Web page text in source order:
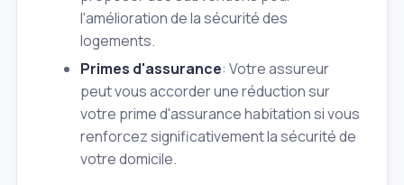
l'amélioration de la sécurité des
logements.
Primes d'assurance: Votre assureur
peut vous accorder une réduction sur
votre prime d'assurance habitation si vous
renforcez significativement la sécurité de
votre domicile.